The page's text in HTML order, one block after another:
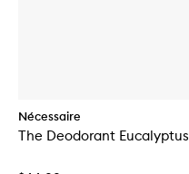
Nécessaire
The Deodorant Eucalyptus